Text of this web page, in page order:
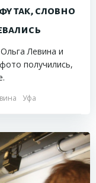
так, словно
Левина и
получились,
Уфа